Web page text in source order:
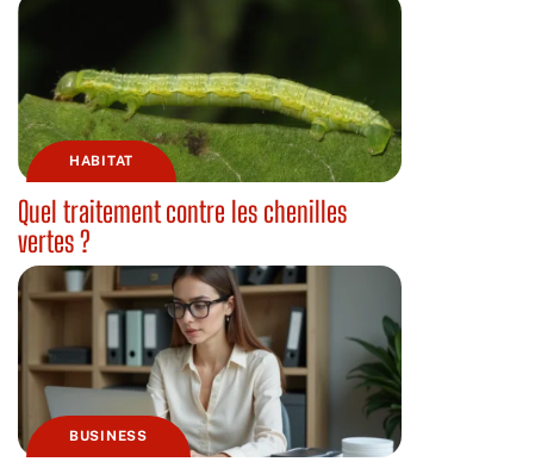
HABITAT
Quel traitement contre les chenilles
vertes ?
BUSINESS